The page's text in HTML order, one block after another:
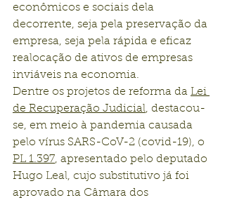
econômicos e sociais dela
decorrente, seja pela preservação da
empresa, seja pela rápida e eficaz
realocação de ativos de empresas
inviáveis na economia.
Dentre os projetos de reforma da Lei
de Recuperação Judicial, destacou-
se, em meio à pandemia causada
pelo vírus SARS-CoV-2 (covid-19), o
PL 1.397, apresentado pelo deputado
Hugo Leal, cujo substitutivo já foi
aprovado na Câmara dos